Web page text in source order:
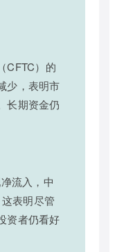
CFTC）的
少，表明市
长期资金仍
流入，中
表明尽管
资者仍看好